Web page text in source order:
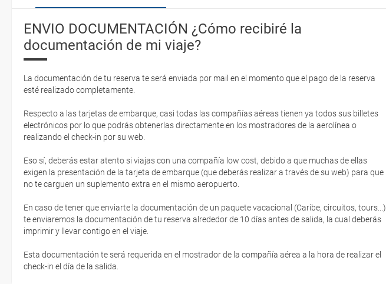
ENVIO DOCUMENTACIÓN ¿Cómo recibiré la
documentación de mi viaje?
La documentación de tu reserva te será enviada por mail en el momento que el pago de la reserva
esté realizado completamente.
Respecto a las tarjetas de embarque, casi todas las compañías aéreas tienen ya todos sus billetes
electrónicos por lo que podrás obtenerlas directamente en los mostradores de la aerolínea o
realizando el check-in por su web.
Eso sí, deberás estar atento si viajas con una compañía low cost, debido a que muchas de ellas
exigen la presentación de la tarjeta de embarque (que deberás realizar a través de su web) para que
no te carguen un suplemento extra en el mismo aeropuerto.
En caso de tener que enviarte la documentación de un paquete vacacional (Caribe, circuitos, tours...)
te enviaremos la documentación de tu reserva alrededor de 10 días antes de salida, la cual deberás
imprimir y llevar contigo en el viaje.
Esta documentación te será requerida en el mostrador de la compañía aérea a la hora de realizar el
check-in el día de la salida.